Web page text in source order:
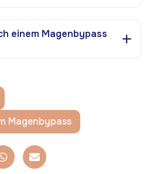
einem Magenbypass
Magenbypass